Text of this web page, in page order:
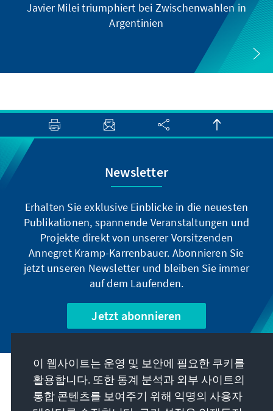
Javier Milei triumphiert bei Zwischenwahlen in
Argentinien
Newsletter
Erhalten Sie exklusive Einblicke in die neuesten
Publikationen, spannende Veranstaltungen und
Projekte direkt von unserer Vorsitzenden
Annegret Kramp-Karrenbauer. Abonnieren Sie
jetzt unseren Newsletter und bleiben Sie immer
auf dem Laufenden.
Jetzt abonnieren
우리의 과제
이 웹사이트는 운영 및 보안에 필요한 쿠키를
활용합니다. 또한 통계 분석과 외부 사이트의
통합 콘텐츠를 보여주기 위해 익명의 사용자